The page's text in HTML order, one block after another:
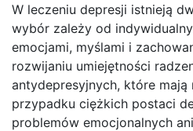
W leczeniu depresji istnieją
wybór zależy od
emocjami, myślami i
rozwijaniu umiejętności
antydepresyjnych, które
przypadku ciężkich postaci
problemów emocjonalnych